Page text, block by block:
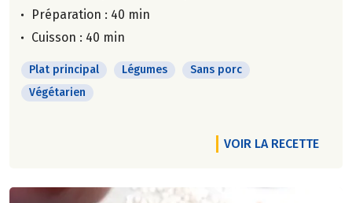
Préparation : 40 min
Cuisson : 40 min
Plat principal Légumes
Sans porc
Végétarien
VOIR LA RECETTE